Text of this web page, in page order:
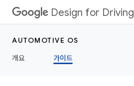
Design for Driving
AUTOMOTIVE OS
개요
가이드